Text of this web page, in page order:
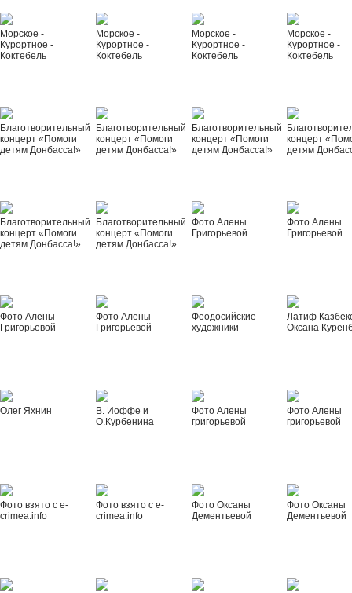
Морское -
Курортное -
Коктебель
Морское -
Курортное -
Коктебель
Морское -
Курортное -
Коктебель
Морское -
Курортное -
Коктебель
Благотворительный
концерт «Помоги
детям Донбасса!»
Благотворительный
концерт «Помоги
детям Донбасса!»
Благотворительный
концерт «Помоги
детям Донбасса!»
концерт
детям
Благотворительный
концерт «Помоги
детям Донбасса!»
Благотворительный
концерт «Помоги
детям Донбасса!»
Фото Алены
Григорьевой
Фото Алены
Григорьевой
Фото Алены
Григорьевой
Фото Алены
Григорьевой
Феодосийские
художники
Латиф
Оксана
Олег Яхнин
В. Иоффе и
О.Курбенина
Фото Алены
григорьевой
Фото Алены
григорьевой
Фото взято с e-
crimea.info
Фото взято с e-
crimea.info
Фото Оксаны
Дементьевой
Фото Оксаны
Дементьевой